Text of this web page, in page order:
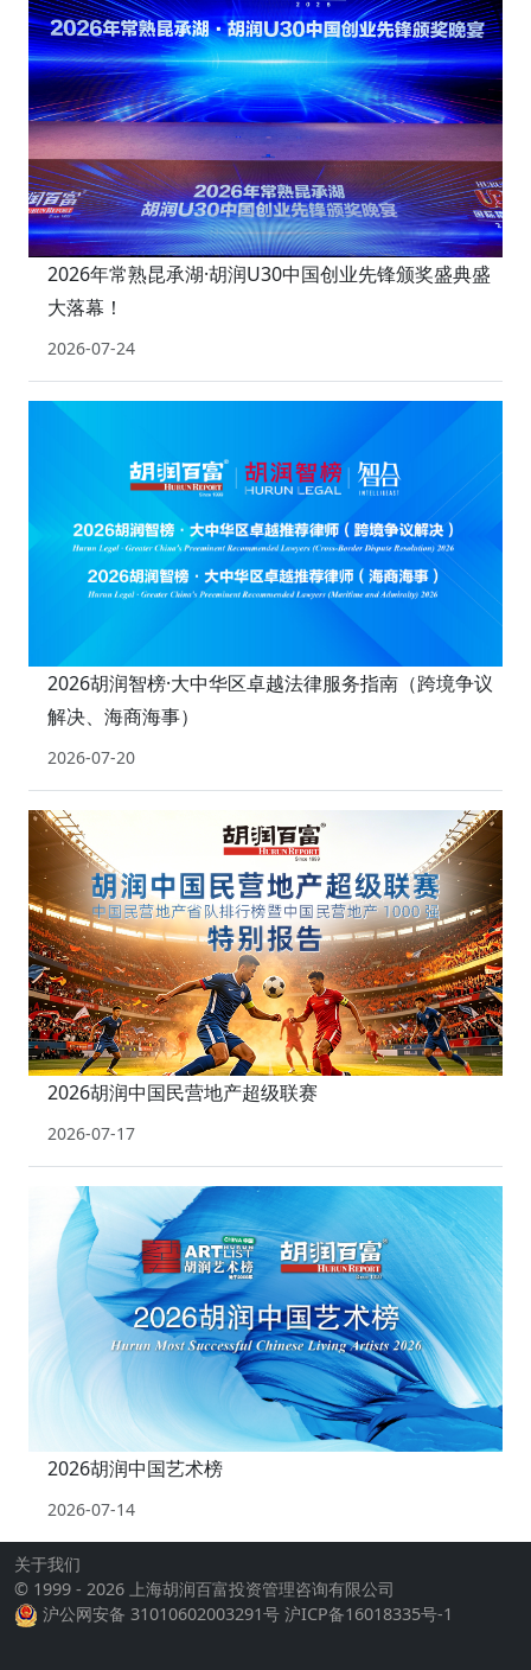
2026年常熟昆承湖·胡润U30中国创业先锋颁奖盛典盛
大落幕！
2026-07-24
2026胡润智榜·大中华区卓越法律服务指南（跨境争议
解决、海商海事）
2026-07-20
2026胡润中国民营地产超级联赛
2026-07-17
2026胡润中国艺术榜
2026-07-14
关于我们
© 1999 - 2026 上海胡润百富投资管理咨询有限公司
沪公网安备 31010602003291号 沪ICP备16018335号-1